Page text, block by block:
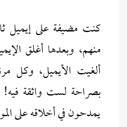
كنت مضيفة على إيميل
منهم، وبعدها أغلق
ألغيت الأيميل، وكل
بصراحة لست واثقة
يمدحون في أخلاقه على